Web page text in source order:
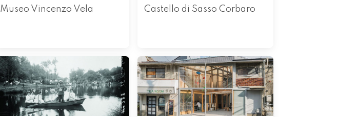
Museo Vincenzo Vela Castello di Sasso Corbaro